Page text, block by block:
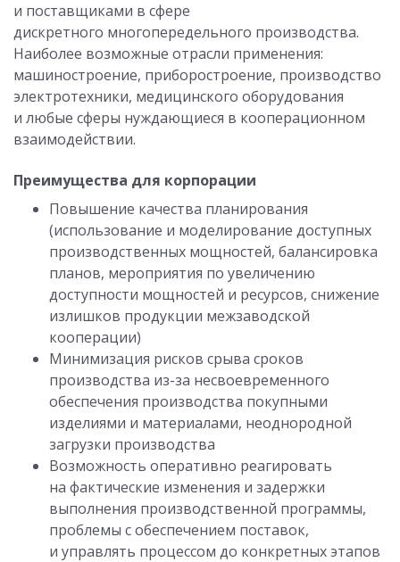
и поставщиками в сфере
дискретного многопередельного производства.
Наиболее возможные отрасли применения:
машиностроение, приборостроение, производство
электротехники, медицинского оборудования
и любые сферы нуждающиеся в кооперационном
взаимодействии.
Преимущества для корпорации
Повышение качества планирования
(использование и моделирование доступных
производственных мощностей, балансировка
планов, мероприятия по увеличению
доступности мощностей и ресурсов, снижение
излишков продукции межзаводской
кооперации)
Минимизация рисков срыва сроков
производства из-за несвоевременного
обеспечения производства покупными
изделиями и материалами, неоднородной
загрузки производства
Возможность оперативно реагировать
на фактические изменения и задержки
выполнения производственной программы,
проблемы с обеспечением поставок,
и управлять процессом до конкретных этапов